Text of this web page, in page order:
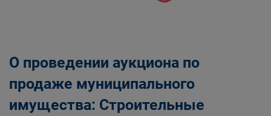
Беловского городского округа
Управление по земельным ресурсам и
муниципальному имуществу Администрации
Беловского городского округа
О проведении аукциона по
продаже муниципального
имущества: Строительные